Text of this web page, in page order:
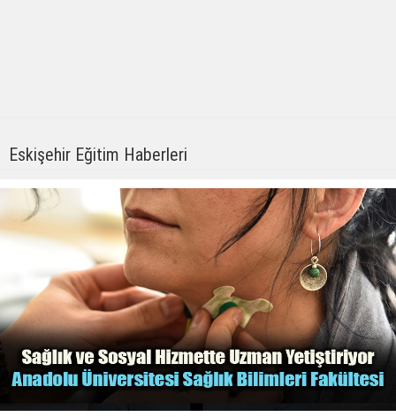
Eskişehir Eğitim Haberleri